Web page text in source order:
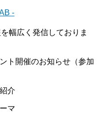
-
幅広く発信しておりま
ト開催のお知らせ（参加
介
マ